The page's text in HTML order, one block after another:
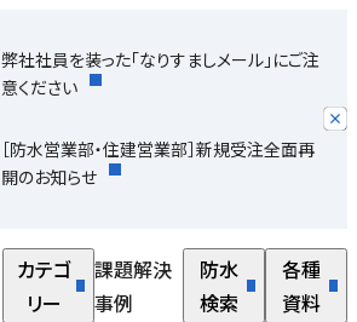
弊社社員を装った「なりすましメール」にご注
意ください
［防水営業部・住建営業部］新規受注全面再
開のお知らせ
カテゴ
リー
課題解決
事例
防水
検索
各種
資料